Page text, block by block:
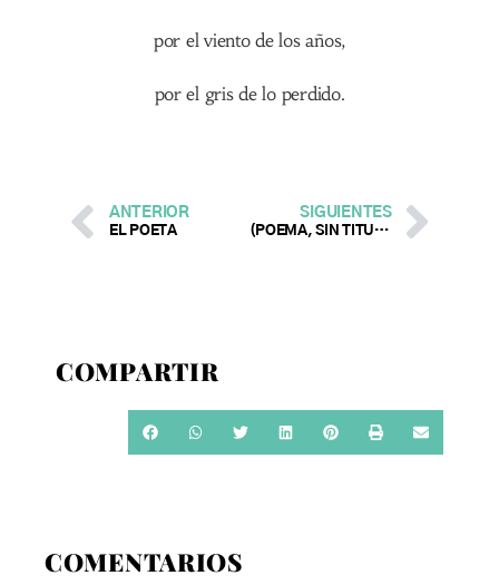
por el viento de los años,
por el gris de lo perdido.
ANTERIOR
EL POETA
SIGUIENTES
(POEMA, SIN TÍTULO)
COMPARTIR
COMENTARIOS